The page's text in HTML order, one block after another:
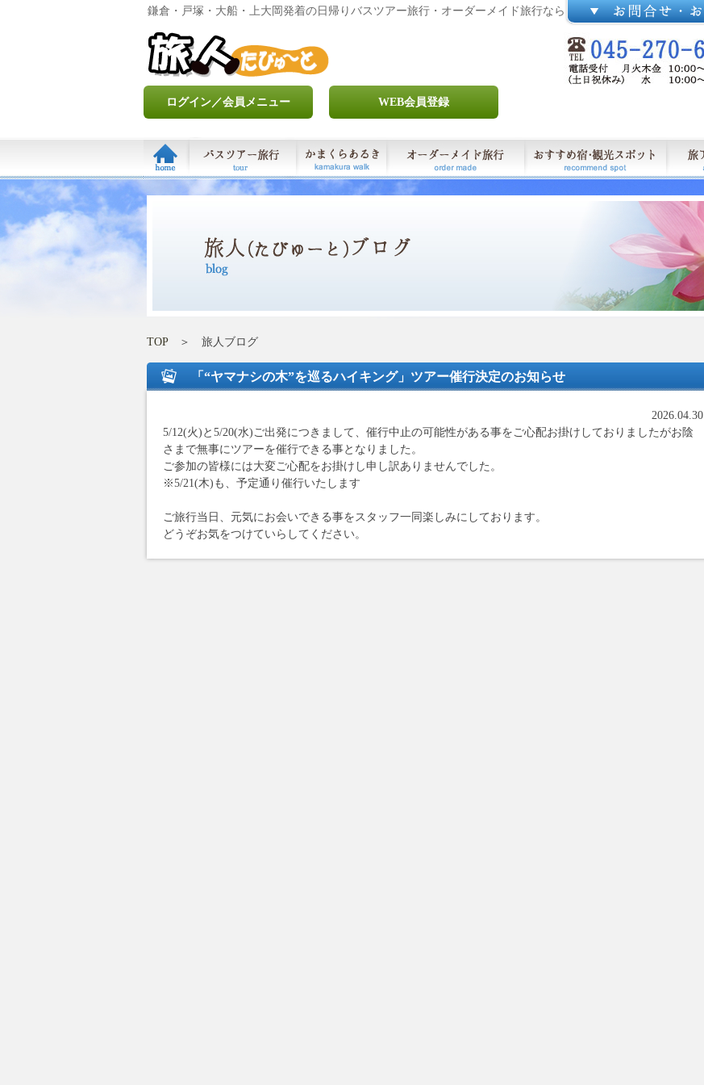
鎌倉・戸塚・大船・上大岡発着の日帰りバスツアー旅行・オーダーメイド旅行なら
ログイン／会員メニュー WEB会員登録
TOP＞ 旅人ブログ
「“ヤマナシの木”を巡るハイキング」ツアー催行決定のお知らせ
2026.04.30
5/12(火)と5/20(水)ご出発につきまして、催行中止の可能性がある事をご心配お掛けしておりましたがお陰
さまで無事にツアーを催行できる事となりました。
ご参加の皆様には大変ご心配をお掛けし申し訳ありませんでした。
※5/21(木)も、予定通り催行いたします
ご旅行当日、元気にお会いできる事をスタッフ一同楽しみにしております。
どうぞお気をつけていらしてください。